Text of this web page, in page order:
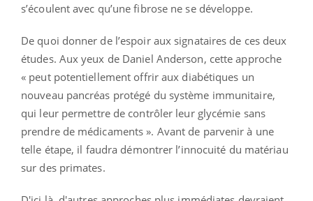
s’écoulent avec qu’une fibrose ne se développe.
De quoi donner de l’espoir aux signataires de ces deux
études. Aux yeux de Daniel Anderson, cette approche
« peut potentiellement offrir aux diabétiques un
nouveau pancréas protégé du système immunitaire,
qui leur permettre de contrôler leur glycémie sans
prendre de médicaments ». Avant de parvenir à une
telle étape, il faudra démontrer l’innocuité du matériau
sur des primates.